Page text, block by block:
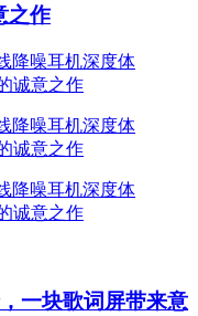
之作
一块歌词屏带来意